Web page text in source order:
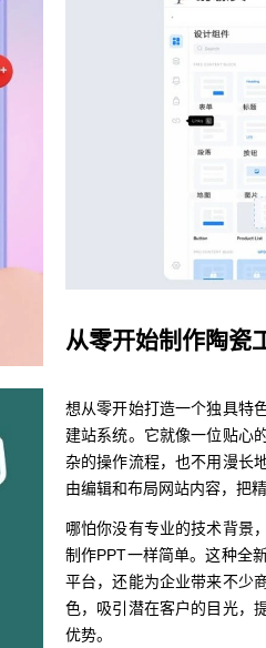
从零开始制作陶瓷
想从零开始打造一个独具特
建站系统。它就像一位贴心
杂的操作流程，也不用漫长
由编辑和布局网站内容，把
哪怕你没有专业的技术背景
制作PPT一样简单。这种全
平台，还能为企业带来不少
色，吸引潜在客户的目光，
优势。